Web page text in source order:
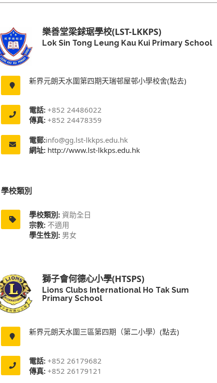
樂善堂梁銶琚學校(LST-LKKPS)
Lok Sin Tong Leung Kau Kui Primary School
新界元朗天水圍第四期天瑞邨屋邨小學校舍(點去)
電話: +852 24486022
傳真: +852 24478359
電郵:info@gg.lst-lkkps.edu.hk
網址: http://www.lst-lkkps.edu.hk
學校類別
學校類別: 資助全日
宗教: 不適用
學生性別: 男女
獅子會何德心小學(HTSPS)
Lions Clubs International Ho Tak Sum
Primary School
新界元朗天水圍三區第四期（第二小學）(點去)
電話: +852 26179682
傳真: +852 26179121